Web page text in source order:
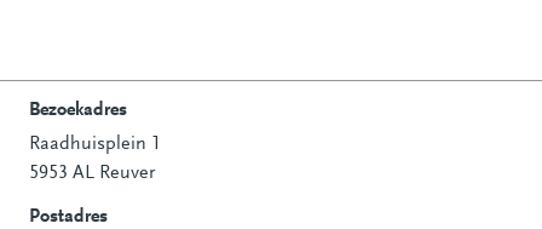
Contactinformatie
Bezoekadres
Raadhuisplein 1
5953 AL Reuver
Postadres